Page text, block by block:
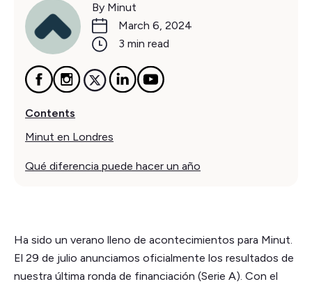
By Minut
March 6, 2024
3 min read
Contents
Minut en Londres
Qué diferencia puede hacer un año
Ha sido un verano lleno de acontecimientos para Minut.
El 29 de julio anunciamos oficialmente los resultados de
nuestra última ronda de financiación (Serie A). Con el